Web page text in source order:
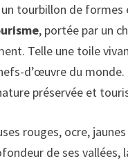
tourbillon de
, portée par un
Telle une toile
d’œuvre du
préservée et
rouges, ocre,
de ses vallées,